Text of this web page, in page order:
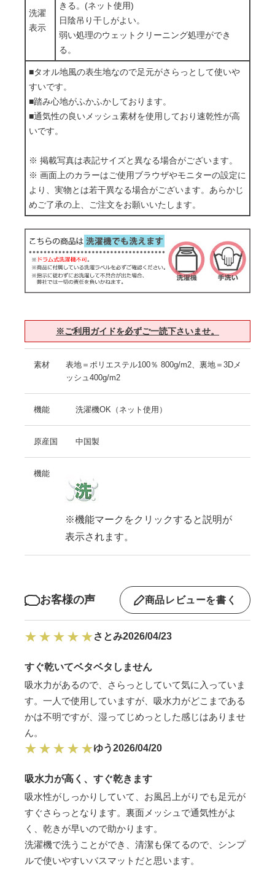
洗濯
表示
きる。(ネット使用)
日陰吊り干しがよい。
弱い処理のウェットクリーニング処理ができ
る。
■タオル地風の表生地なので足元がさらっとして使いや
すいです。
■踏み心地がふかふかしております。
■通気性の良いメッシュ素材を使用しており速乾性が高
いです。
※ 掲載写真は表記サイズと異なる場合がございます。
※ 画面上のカラーはご使用ブラウザやモニターの設定に
より、実物とは若干異なる場合がございます。あらかじ
めご了承の上、ご注文をお願いいたします。
※ご利用ガイドを必ずご一読下さいませ。
素材
表地＝ポリエステル100％ 800g/m2、裏地＝3Dメ
ッシュ400g/m2
機能 洗濯機OK（ネット使用）
原産国 中国製
機能
※機能マークをクリックすると説明が
表示されます。
お客様の声 商品レビューを書く
さとみ2026/04/23
すぐ乾いてベタベタしません
吸水力があるので、さらっとしていて気に入っていま
す。一人で使用していますが、吸水力がどこまである
かは不明ですが、湿ってじめっとした感じはありませ
ん。
ゆう2026/04/20
吸水力が高く、すぐ乾きます
吸水性がしっかりしていて、お風呂上がりでも足元が
すぐさらっとなります。裏面メッシュで通気性がよ
く、乾きが早いので助かります。
洗濯機で洗うことができ、清潔も保てるので、シンプ
ルで使いやすいバスマットだと思います。